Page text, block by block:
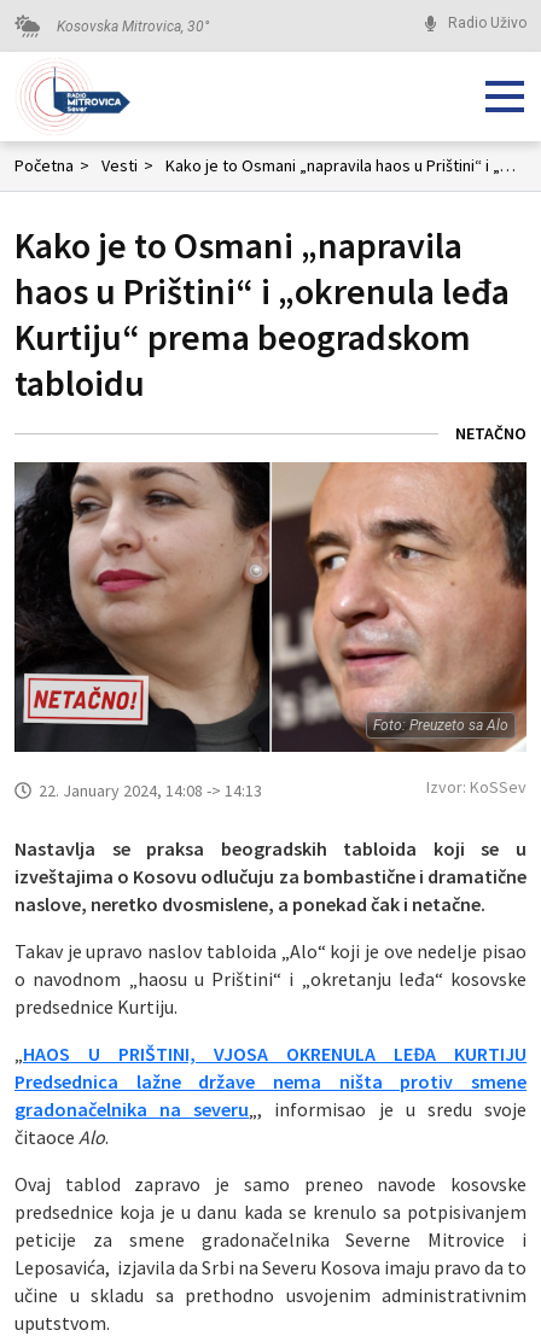
Kosovska Mitrovica, 30° Radio Uživo
Početna > Vesti > Kako je to Osmani „napravila haos u Prištini“ i „okrenula leđa Kurtiju“ prema beogradskom tabloidu
Kako je to Osmani „napravila
haos u Prištini“ i „okrenula leđa
Kurtiju“ prema beogradskom
tabloidu
NETAČNO
Foto: Preuzeto sa Alo
22. January 2024, 14:08 -> 14:13 Izvor: KoSSev
Nastavlja se praksa beogradskih tabloida koji se u
izveštajima o Kosovu odlučuju za bombastične i dramatične
naslove, neretko dvosmislene, a ponekad čak i netačne.
Takav je upravo naslov tabloida „Alo“ koji je ove nedelje pisao
o navodnom „haosu u Prištini“ i „okretanju leđa“ kosovske
predsednice Kurtiju.
HAOS U PRIŠTINI, VJOSA OKRENULA LEĐA KURTIJU
Predsednica lažne države nema ništa protiv smene
gradonačelnika na severu „, informisao je u sredu svoje
čitaoce Alo.
Ovaj tablod zapravo je samo preneo navode kosovske
predsednice koja je u danu kada se krenulo sa potpisivanjem
peticije za smene gradonačelnika Severne Mitrovice i
Leposavića, izjavila da Srbi na Severu Kosova imaju pravo da to
učine u skladu sa prethodno usvojenim administrativnim
uputstvom.